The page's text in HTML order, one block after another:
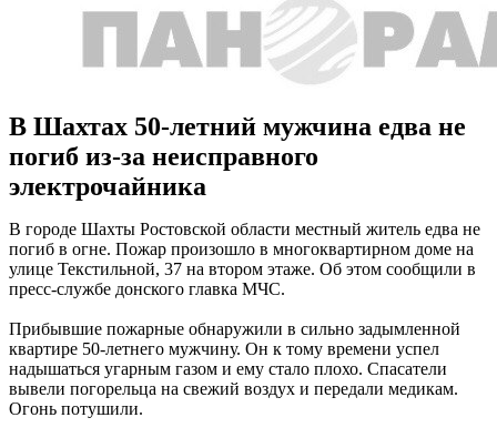
В Шахтах 50-летний мужчина едва не
погиб из-за неисправного
электрочайника
В городе Шахты Ростовской области местный житель едва не
погиб в огне. Пожар произошло в многоквартирном доме на
улице Текстильной, 37 на втором этаже. Об этом сообщили в
пресс-службе донского главка МЧС.
Прибывшие пожарные обнаружили в сильно задымленной
квартире 50-летнего мужчину. Он к тому времени успел
надышаться угарным газом и ему стало плохо. Спасатели
вывели погорельца на свежий воздух и передали медикам.
Огонь потушили.